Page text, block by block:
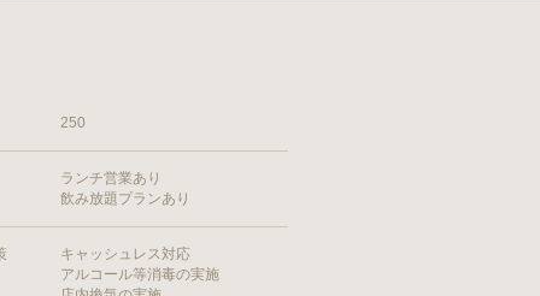
250
ランチ営業あり
飲み放題プランあり
キャッシュレス対応
アルコール等消毒の実施